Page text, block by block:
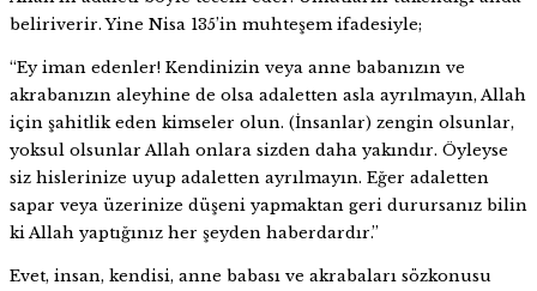
beliriverir. Yine Nisa 135’in muhteşem ifadesiyle;
“Ey iman edenler! Kendinizin veya anne babanızın ve
akrabanızın aleyhine de olsa adaletten asla ayrılmayın, Allah
için şahitlik eden kimseler olun. (İnsanlar) zengin olsunlar,
yoksul olsunlar Allah onlara sizden daha yakındır. Öyleyse
siz hislerinize uyup adaletten ayrılmayın. Eğer adaletten
sapar veya üzerinize düşeni yapmaktan geri durursanız bilin
ki Allah yaptığınız her şeyden haberdardır.”
Evet, insan, kendisi, anne babası ve akrabaları sözkonusu